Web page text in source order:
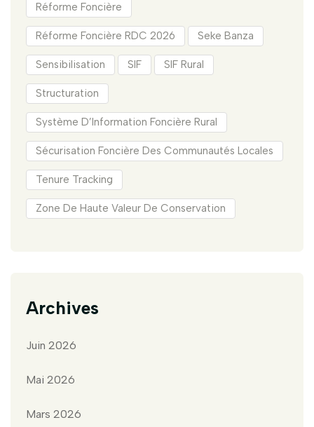
Réforme Foncière
Réforme Foncière RDC 2026 Seke Banza
Sensibilisation SIF SIF Rural
Structuration
Système D’Information Foncière Rural
Sécurisation Foncière Des Communautés Locales
Tenure Tracking
Zone De Haute Valeur De Conservation
Archives
Juin 2026
Mai 2026
Mars 2026